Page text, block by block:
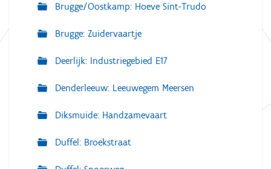
Brugge/Oostkamp: Hoeve Sint-Trudo
Brugge: Zuidervaartje
Deerlijk: Industriegebied E17
Denderleeuw: Leeuwegem Meersen
Diksmuide: Handzamevaart
Duffel: Broekstraat